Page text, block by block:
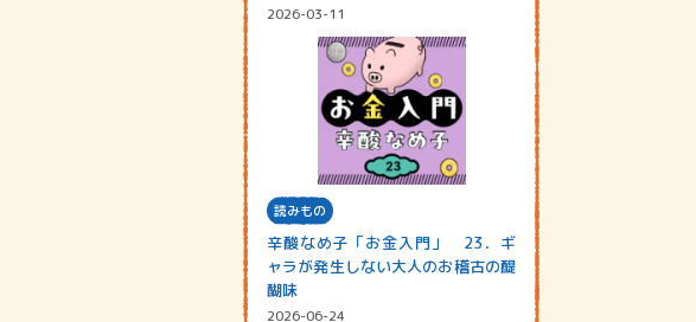
2026-03-11
読みもの
辛酸なめ子「お金入門」 23．ギ
ャラが発生しない大人のお稽古の醍
醐味
2026-06-24